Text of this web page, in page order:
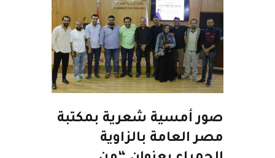
صور أمسية شعرية بمكتبة
مصر العامة بالزاوية